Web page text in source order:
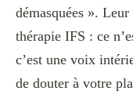
démasquées ».
thérapie IFS : ce
c’est une voix
de douter à votre